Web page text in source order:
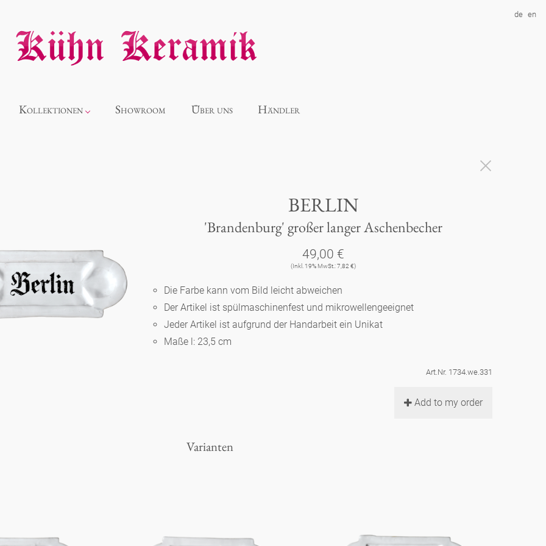
de en
Kollektionen
Souvenir
Berlin
Showroom Über uns Händler
BERLIN
'Brandenburg' großer langer Aschenbecher
49,00 €
(Inkl. 19% MwSt.: 7,82 €)
Die Farbe kann vom Bild leicht abweichen
Der Artikel ist spülmaschinenfest und mikrowellengeeignet
Jeder Artikel ist aufgrund der Handarbeit ein Unikat
Maße l: 23,5 cm
Art.Nr. 1734.we.331
Add to my order
Varianten